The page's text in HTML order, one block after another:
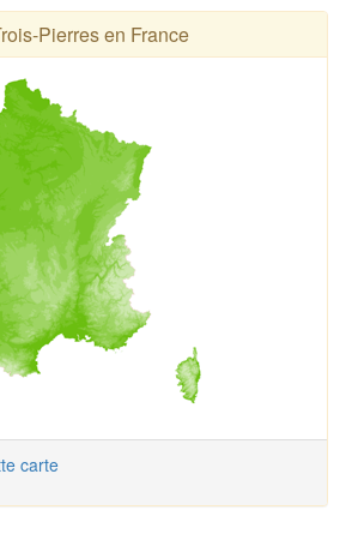
Pierres en France
carte